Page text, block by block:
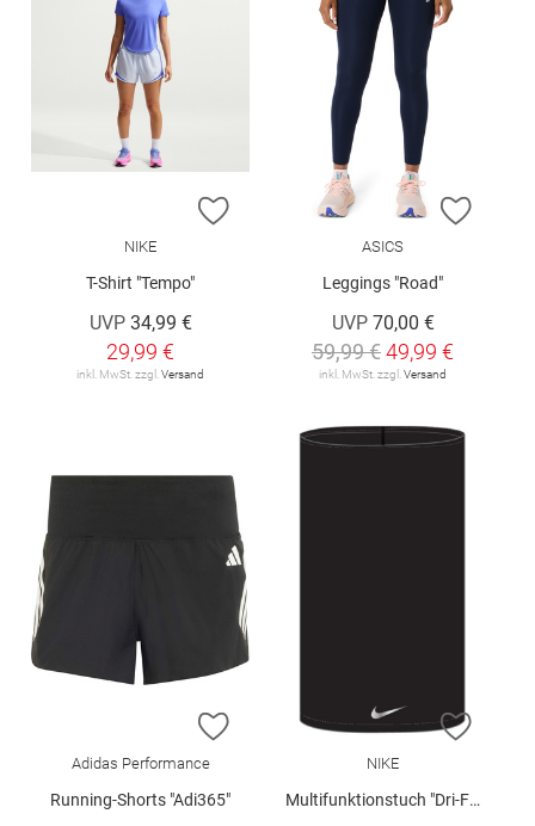
ZUR WUNSCHLISTE HINZUFÜGEN
NIKE
T-Shirt "Tempo"
UVP 34,99 €
29,99 €
inkl. MwSt. zzgl. Versand
ZUR
ASICS
Leggings "Road"
UVP 70,00 €
59,99 €49,99 €
inkl. MwSt. zzgl. Versand
ZUR WUNSCHLISTE HINZUFÜGEN
Adidas Performance
Running-Shorts "Adi365"
ZUR
NIKE
Multifunktionstuch "Dri-FIT Wrap 2.0"